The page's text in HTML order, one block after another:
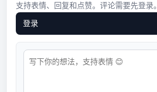
支持表情、回复和点赞。评论需要先登录。
登录